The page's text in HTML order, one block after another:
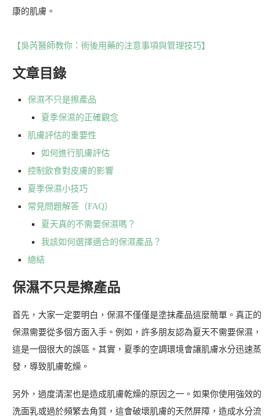
康的肌膚。
【吳芮醫師教你：術後用藥的注意事項與管理技巧】
文章目錄
保濕不只是擦產品
夏季保濕的正確觀念
肌膚評估的重要性
如何進行肌膚評估
控制飲食對皮膚的影響
夏季保濕小技巧
常見問題解答（FAQ）
夏天真的不需要保濕嗎？
我該如何選擇適合的保濕產品？
總結
保濕不只是擦產品
首先，大家一定要明白，保濕不僅僅是塗抹產品這麼簡單。真正的
保濕需要從多個方面入手。例如，許多朋友認為夏天不需要保濕，
這是一個很大的誤區。其實，夏季的空調環境會讓肌膚水分迅速蒸
發，導致肌膚乾燥。
另外，過度清潔也是造成肌膚乾燥的原因之一。如果你使用強效的
洗面乳或過於頻繁去角質，這會破壞肌膚的天然屏障，造成水分流